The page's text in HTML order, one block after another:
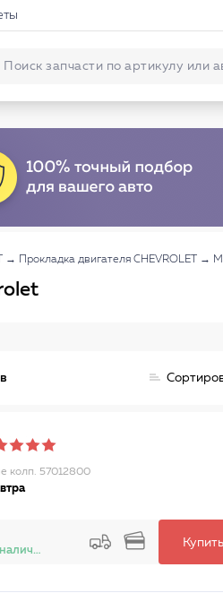
→ Прокладка двигателя CHEVROLET →
колп. 57012800
В наличии
Купить